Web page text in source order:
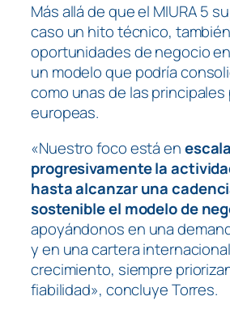
Más allá de que el MIURA 5
caso un hito técnico,
oportunidades de negocio
un modelo que podría
como unas de las
europeas.
«Nuestro foco está en
progresivamente la
hasta alcanzar una
sostenible el modelo de
apoyándonos en una
y en una cartera
crecimiento, siempre
fiabilidad», concluye Torres.